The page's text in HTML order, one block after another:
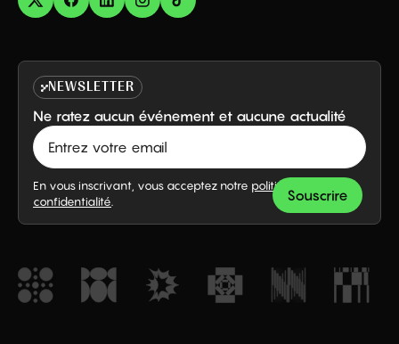
NEWSLETTER
Ne ratez aucun événement et aucune actualité
En vous inscrivant, vous acceptez notre politique de
confidentialité